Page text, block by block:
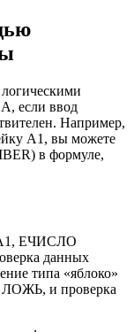
если ввод
Например,
A1, вы можете
в формуле,
A1, ЕЧИСЛО
данных
типа «яблоко»
и проверка